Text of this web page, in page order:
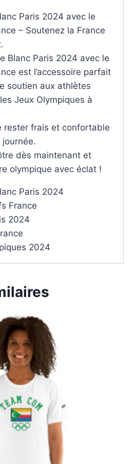
Paris 2024 avec le
– Soutenez la France
Blanc Paris 2024 avec le
est l’accessoire parfait
soutien aux athlètes
Jeux Olympiques à
rester frais et confortable
dès maintenant et
olympique avec éclat !
Paris 2024
France
2024
2024